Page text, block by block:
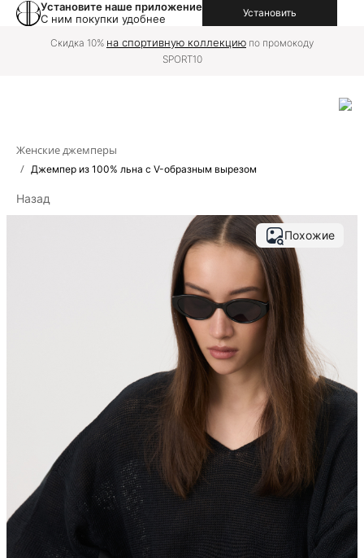
Установите наше приложение
С ним покупки удобнее
Установить
Доставку в вашу страну можно оформитьна
международной версии сайта
Женские джемперы
/ Джемпер из 100% льна с V-образным вырезом
Назад
Похожие